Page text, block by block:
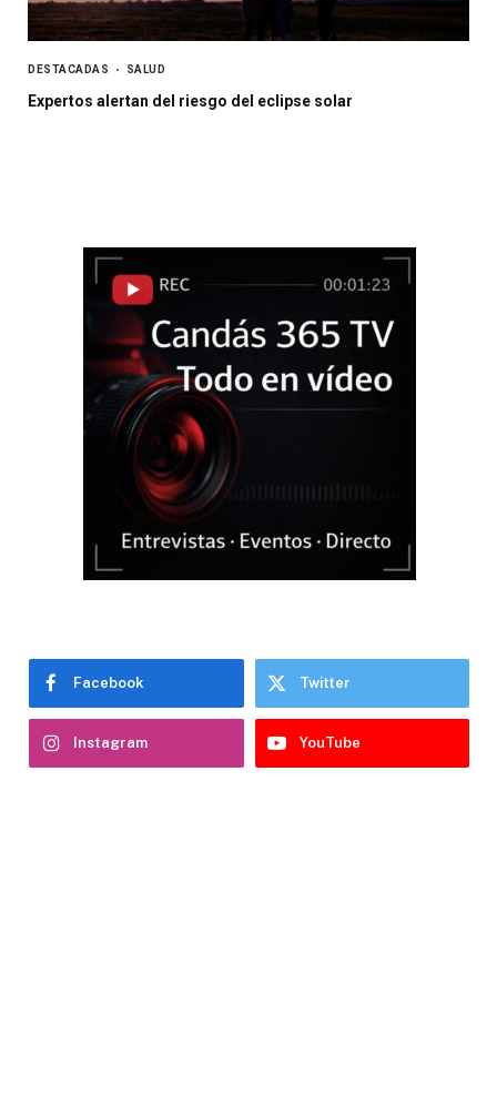
DESTACADAS SALUD
Expertos alertan del riesgo del eclipse solar
Facebook Twitter
Instagram YouTube